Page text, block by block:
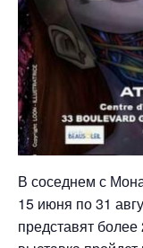
В соседнем с
15 июня по 31
представят